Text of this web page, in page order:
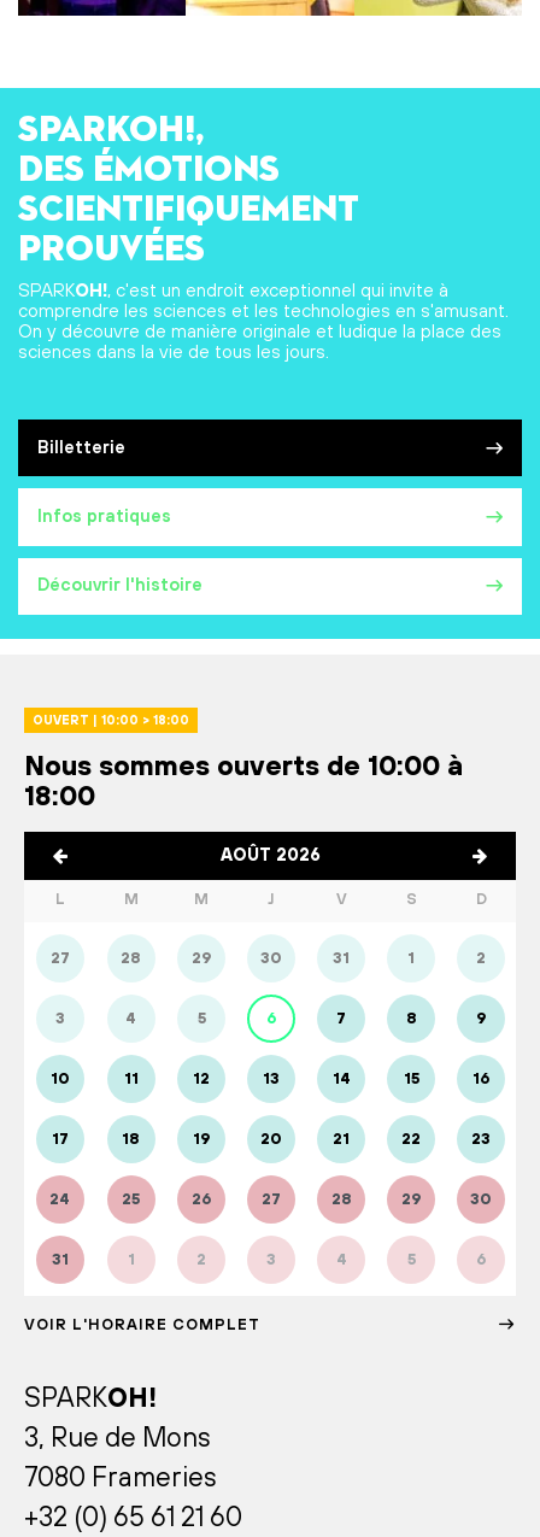
Billetterie
Infos pratiques
Découvrir l'histoire
SPARKOH!,
des émotions
scientifiquement
prouvées
SPARKOH!, c'est un endroit exceptionnel qui invite à
comprendre les sciences et les technologies en s'amusant.
On y découvre de manière originale et ludique la place des
sciences dans la vie de tous les jours.
OUVERT | 10:00 > 18:00
Nous sommes ouverts de 10:00 à
18:00
AOÛT 2026
L M M J V S D
27 28 29 30 31 1 2
3 4 5 6 7 8 9
10 11 12 13 14 15 16
17 18 19 20 21 22 23
24 25 26 27 28 29 30
31 1 2 3 4 5 6
VOIR L'HORAIRE COMPLET
SPARKOH!
3, Rue de Mons
7080 Frameries
+32 (0) 65 61 21 60